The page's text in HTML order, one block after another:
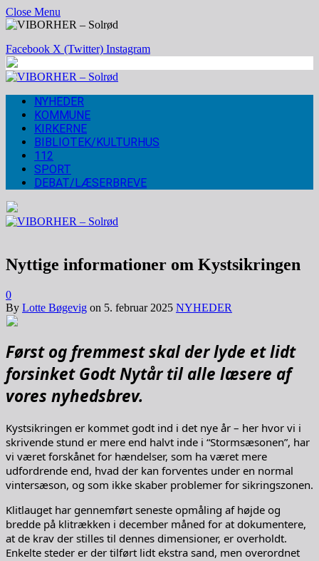
Close Menu
Facebook X (Twitter) Instagram
NYHEDER
KOMMUNE
KIRKERNE
BIBLIOTEK/KULTURHUS
112
SPORT
DEBAT/LÆSERBREVE
Nyttige informationer om Kystsikringen
0
By Lotte Bøgevig on 5. februar 2025 NYHEDER
Først og fremmest skal der lyde et lidt
forsinket Godt Nytår til alle læsere af
vores nyhedsbrev.
Kystsikringen er kommet godt ind i det nye år – her hvor vi i
skrivende stund er mere end halvt inde i “Stormsæsonen”, har
vi været forskånet for hændelser, som ha været mere
udfordrende end, hvad der kan forventes under en normal
vintersæson, og som ikke skaber problemer for sikringszonen.
Klitlauget har gennemført seneste opmåling af højde og
bredde på klitrækken i december måned for at dokumentere,
at de krav der stilles til dennes dimensioner, er overholdt.
Enkelte steder er der tilført lidt ekstra sand, men overordnet